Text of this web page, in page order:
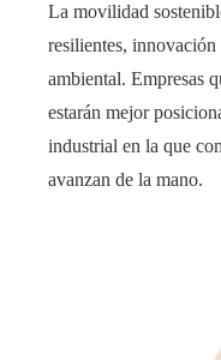
La movilidad
resilientes, innovación
ambiental. Empresas
estarán mejor
industrial en la que
avanzan de la mano.